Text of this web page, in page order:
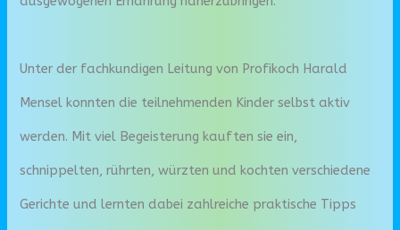
Unter der fachkundigen Leitung von Profikoch Harald
Mensel konnten die teilnehmenden Kinder selbst aktiv
werden. Mit viel Begeisterung kauften sie ein,
schnippelten, rührten, würzten und kochten verschiedene
Gerichte und lernten dabei zahlreiche praktische Tipps